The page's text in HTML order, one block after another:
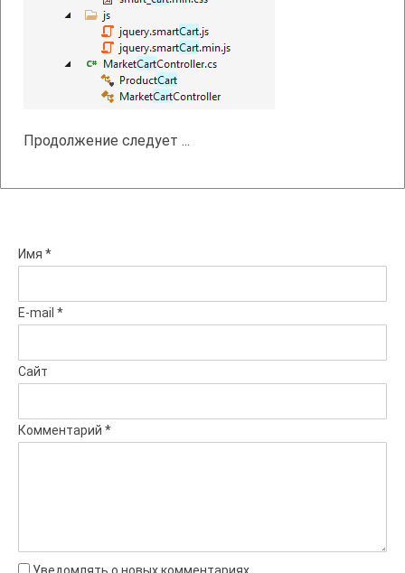
Продолжение следует ...
Имя *
E-mail *
Сайт
Комментарий *